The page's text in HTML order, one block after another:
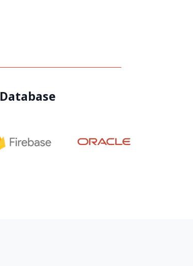
Database